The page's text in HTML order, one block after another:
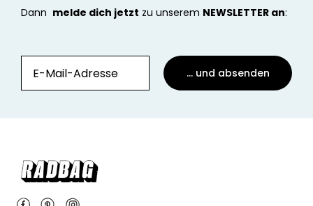
Dann melde dich jetzt zu unserem NEWSLETTER an:
... und absenden